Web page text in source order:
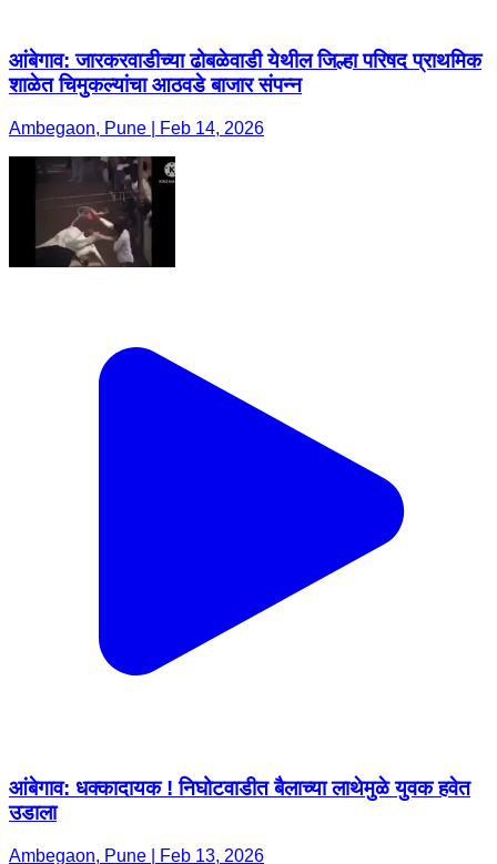
आंबेगाव: जारकरवाडीच्या ढोबळेवाडी येथील जिल्हा परिषद प्राथमिक
शाळेत चिमुकल्यांचा आठवडे बाजार संपन्न
Ambegaon, Pune | Feb 14, 2026
आंबेगाव: धक्कादायक ! निघोटवाडीत बैलाच्या लाथेमुळे युवक हवेत
उडाला
Ambegaon, Pune | Feb 13, 2026